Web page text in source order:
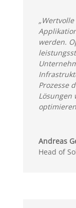
werden.
Prozesse
Lösungen
Andreas
Head of